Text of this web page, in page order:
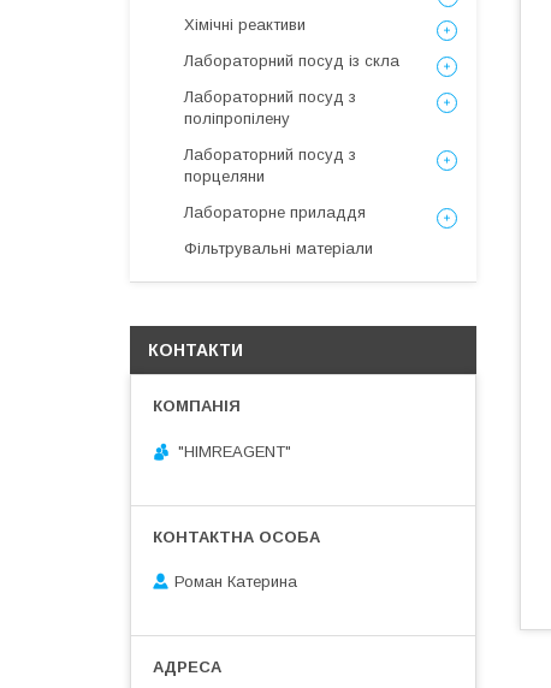
Хімічні реактиви
Лабораторний посуд із скла
Лабораторний посуд з
поліпропілену
Лабораторний посуд з
порцеляни
Лабораторне приладдя
Фільтрувальні матеріали
КОНТАКТИ
"HIMREAGENT"
Роман Катерина